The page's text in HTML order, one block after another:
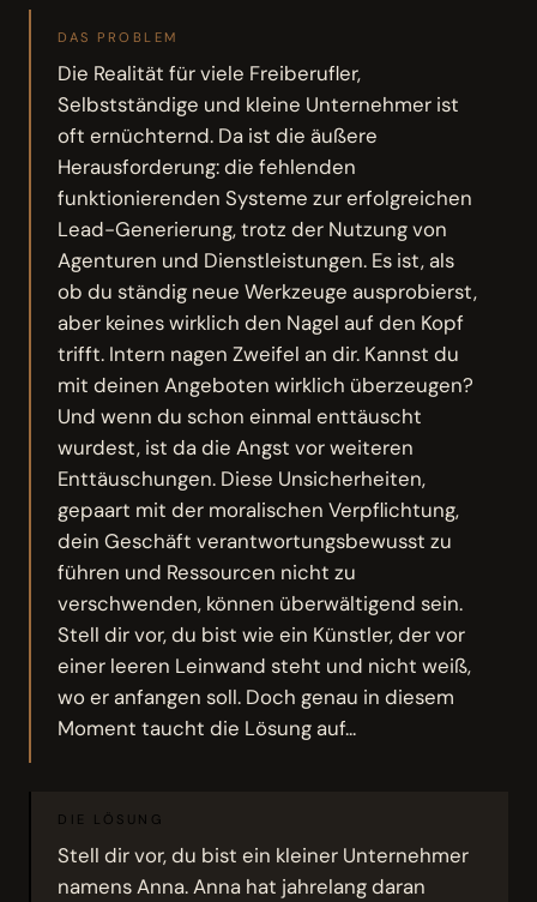
DAS PROBLEM
Die Realität für viele Freiberufler,
Selbstständige und kleine Unternehmer ist
oft ernüchternd. Da ist die äußere
Herausforderung: die fehlenden
funktionierenden Systeme zur erfolgreichen
Lead-Generierung, trotz der Nutzung von
Agenturen und Dienstleistungen. Es ist, als
ob du ständig neue Werkzeuge ausprobierst,
aber keines wirklich den Nagel auf den Kopf
trifft. Intern nagen Zweifel an dir. Kannst du
mit deinen Angeboten wirklich überzeugen?
Und wenn du schon einmal enttäuscht
wurdest, ist da die Angst vor weiteren
Enttäuschungen. Diese Unsicherheiten,
gepaart mit der moralischen Verpflichtung,
dein Geschäft verantwortungsbewusst zu
führen und Ressourcen nicht zu
verschwenden, können überwältigend sein.
Stell dir vor, du bist wie ein Künstler, der vor
einer leeren Leinwand steht und nicht weiß,
wo er anfangen soll. Doch genau in diesem
Moment taucht die Lösung auf...
DIE LÖSUNG
Stell dir vor, du bist ein kleiner Unternehmer
namens Anna. Anna hat jahrelang daran